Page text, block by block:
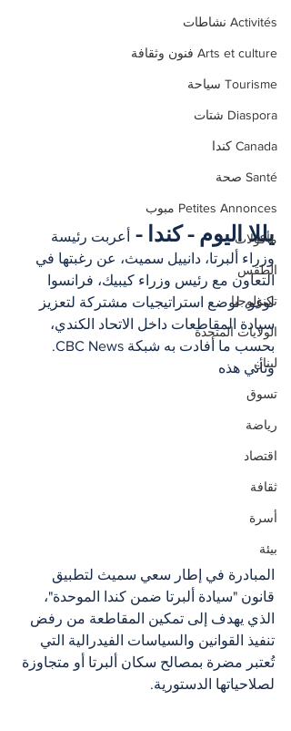
Activités نشاطات
Arts et culture فنون وثقافة
Tourisme سياحة
Diaspora شتات
Canada كندا
Santé صحة
Petites Annonces مبوب
مأكولات
الطقس
تكنولوجيا
الولايات المتحدة
لبنان
تسوق
رياضة
اقتصاد
ثقافة
أسرة
بيئة
يللا اليوم - كندا -
أعربت رئيسة
وزراء ألبرتا، دانييل سميث، عن رغبتها في
التعاون مع رئيس وزراء كيبيك، فرانسوا
لوغو، لوضع استراتيجيات مشتركة لتعزيز
سيادة المقاطعات داخل الاتحاد الكندي،
بحسب ما أفادت به شبكة CBC News.
وتأتي هذه
المبادرة في إطار سعي سميث لتطبيق
قانون "سيادة ألبرتا ضمن كندا الموحدة"،
الذي يهدف إلى تمكين المقاطعة من رفض
تنفيذ القوانين والسياسات الفيدرالية التي
تُعتبر مضرة بمصالح سكان ألبرتا أو متجاوزة
لصلاحياتها الدستورية.